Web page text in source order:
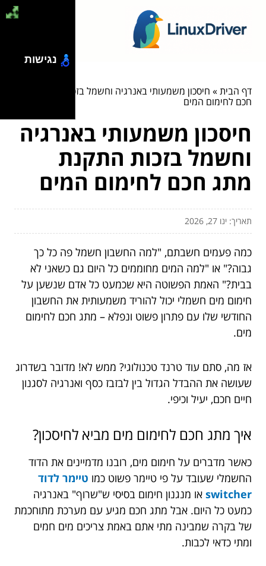
דף הבית» חיסכון משמעותי באנרגיה וחשמל בזכות התקנת מתג
חכם לחימום המים
חיסכון משמעותי באנרגיה
וחשמל בזכות התקנת
מתג חכם לחימום המים
תאריך: ינו 27, 2026
כמה פעמים חשבתם, "למה החשבון חשמל פה כל כך
גבוה?" או "למה המים מחוממים כל היום גם כשאני לא
בבית?" האמת הפשוטה היא שכמעט כל אדם שנשען על
חימום מים חשמלי יכול להוריד משמעותית את החשבון
החודשי שלו עם פתרון פשוט ונפלא – מתג חכם לחימום
מים.
אז מה, סתם עוד טרנד טכנולוגי? ממש לא! מדובר בשדרוג
שעושה את ההבדל הגדול בין לבזבז כסף ואנרגיה לסגנון
חיים חכם, יעיל וכיפי.
איך מתג חכם לחימום מים מביא לחיסכון?
כאשר מדברים על חימום מים, רובנו מדמיינים את הדוד
החשמלי שעובד על פי טיימר פשוט כמו טיימר לדוד
switcher או מנגנון חימום בסיסי ש"שרוף" באנרגיה
כמעט כל היום. אבל מתג חכם מגיע עם מערכת מתוחכמת
של בקרה שמבינה מתי אתם באמת צריכים מים חמים
ומתי כדאי לכבות.
נגישות